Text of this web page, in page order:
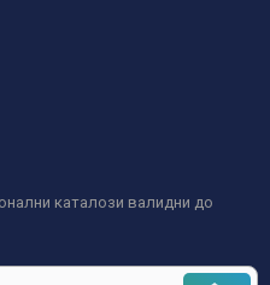
каталози валидни до